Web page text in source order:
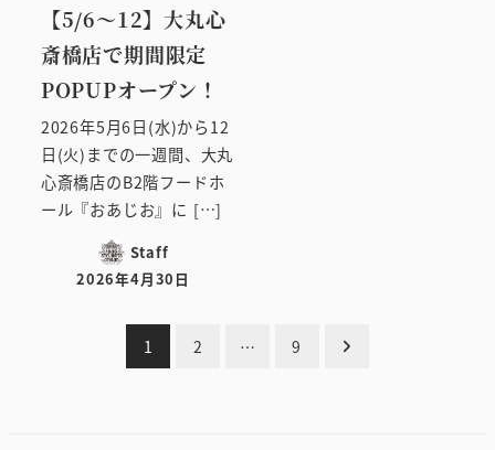
【5/6～12】大丸心
斎橋店で期間限定
POPUPオープン！
2026年5月6日(水)から12
日(火)までの一週間、大丸
心斎橋店のB2階フードホ
ール『おあじお』に […]
Staff
投稿日
2026年4月30日
1 2 … 9